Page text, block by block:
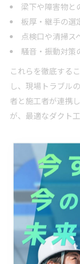
梁下や障害物と
板厚・継手の選
点検口や清掃ス
騒音・振動対策
これらを徹底する
し、現場トラブル
者と施工者が連携
が、最適なダクト
設計ミスを
ント集
ダクト工事設計ミ
ダクト工事の設計
づいたチェックリ